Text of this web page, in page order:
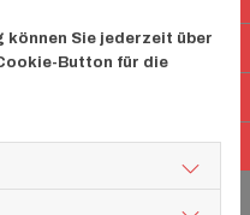
Sie jederzeit über
Button für die